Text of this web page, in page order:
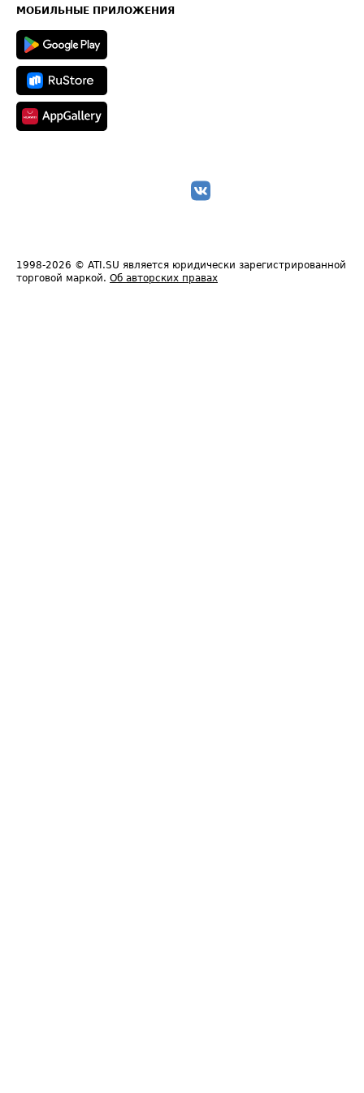
Техническая информация
МОБИЛЬНЫЕ ПРИЛОЖЕНИЯ
1998-2026 © ATI.SU является юридически зарегистрированной
торговой маркой. Об авторских правах